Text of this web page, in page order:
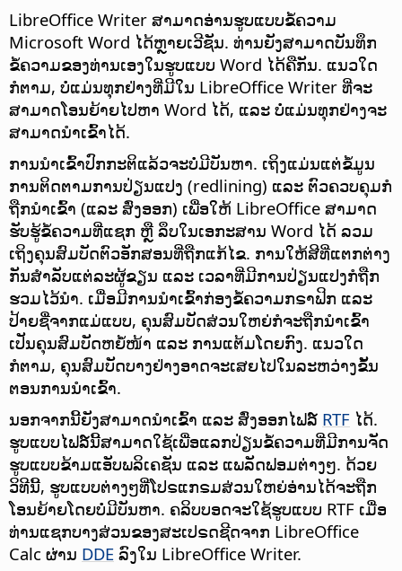
LibreOffice Writer ສາມາດອ່ານຮູບແບບຂໍ້ຄວາມ
Microsoft Word ໄດ້ຫຼາຍເວີຊັນ. ທ່ານຍັງສາມາດບັນທຶກ
ຂໍ້ຄວາມຂອງທ່ານເອງໃນຮູບແບບ Word ໄດ້ຄືກັນ. ແນວໃດ
ກໍຕາມ, ບໍ່ແມ່ນທຸກຢ່າງທີ່ມີໃນ LibreOffice Writer ທີ່ຈະ
ສາມາດໂອນຍ້າຍໄປຫາ Word ໄດ້, ແລະ ບໍ່ແມ່ນທຸກຢ່າງຈະ
ສາມາດນຳເຂົ້າໄດ້.
ການນຳເຂົ້າປົກກະຕິແລ້ວຈະບໍ່ມີບັນຫາ. ເຖິງແມ່ນແຕ່ຂໍ້ມູນ
ການຕິດຕາມການປ່ຽນແປງ (redlining) ແລະ ຕົວຄວບຄຸມກໍ
ຖືກນຳເຂົ້າ (ແລະ ສົ່ງອອກ) ເພື່ອໃຫ້ LibreOffice ສາມາດ
ຮັບຮູ້ຂໍ້ຄວາມທີ່ແຊກ ຫຼື ລຶບໃນເອກະສານ Word ໄດ້ ລວມ
ເຖິງຄຸນສົມບັດຕົວອັກສອນທີ່ຖືກແກ້ໄຂ. ການໃຫ້ສີທີ່ແຕກຕ່າງ
ກັນສຳລັບແຕ່ລະຜູ້ຂຽນ ແລະ ເວລາທີ່ມີການປ່ຽນແປງກໍຖືກ
ຮວມໄວ້ນຳ. ເມື່ອມີການນຳເຂົ້າກ່ອງຂໍ້ຄວາມກຣາຟິກ ແລະ
ປ້າຍຊື່ຈາກແມ່ແບບ, ຄຸນສົມບັດສ່ວນໃຫຍ່ກໍຈະຖືກນຳເຂົ້າ
ເປັນຄຸນສົມບັດຫຍໍ້ໜ້າ ແລະ ການແຕ້ມໂດຍກົງ. ແນວໃດ
ກໍຕາມ, ຄຸນສົມບັດບາງຢ່າງອາດຈະເສຍໄປໃນລະຫວ່າງຂັ້ນ
ຕອນການນຳເຂົ້າ.
ນອກຈາກນີ້ຍັງສາມາດນຳເຂົ້າ ແລະ ສົ່ງອອກໄຟລ໌ RTF ໄດ້.
ຮູບແບບໄຟລ໌ນີ້ສາມາດໃຊ້ເພື່ອແລກປ່ຽນຂໍ້ຄວາມທີ່ມີການຈັດ
ຮູບແບບຂ້າມແອັບພລິເຄຊັນ ແລະ ແພລັດຟອມຕ່າງໆ. ດ້ວຍ
ວິທີນີ້, ຮູບແບບຕ່າງໆທີ່ໂປຣແກຣມສ່ວນໃຫຍ່ອ່ານໄດ້ຈະຖືກ
ໂອນຍ້າຍໂດຍບໍ່ມີບັນຫາ. ຄລິບບອດຈະໃຊ້ຮູບແບບ RTF ເມື່ອ
ທ່ານແຊກບາງສ່ວນຂອງສະເປຣດຊີດຈາກ LibreOffice
Calc ຜ່ານ DDE ລົງໃນ LibreOffice Writer.